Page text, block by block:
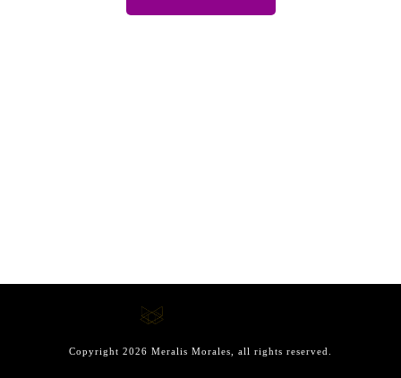
Copyright 2026 Meralis Morales , all rights reserved.